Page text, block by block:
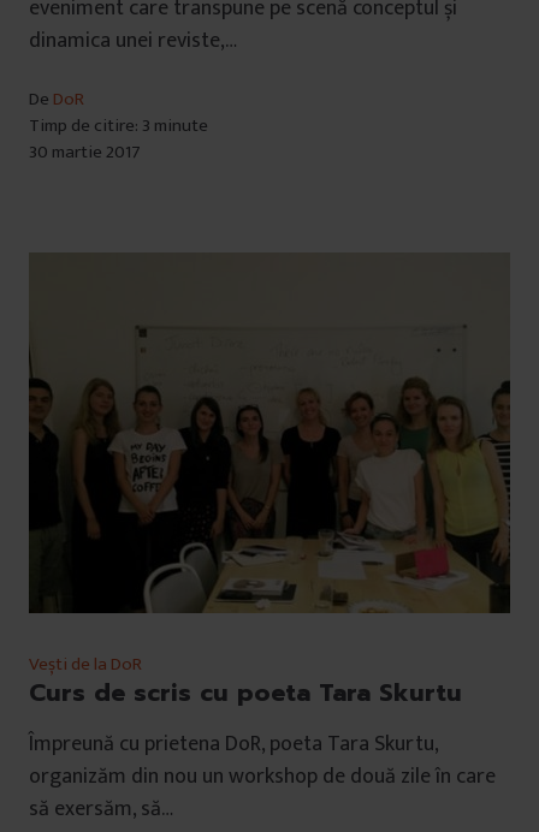
eveniment care transpune pe scenă conceptul și
dinamica unei reviste,…
De DoR
Timp de citire: 3 minute
30 martie 2017
Vești de la DoR
Curs de scris cu poeta Tara Skurtu
Împreună cu prietena DoR, poeta Tara Skurtu,
organizăm din nou un workshop de două zile în care
să exersăm, să…